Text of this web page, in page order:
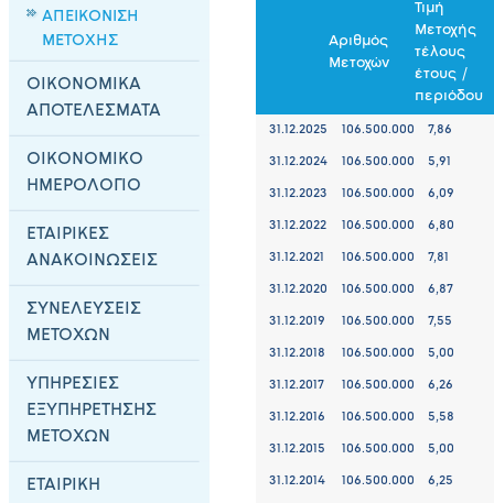
ΑΠΕΙΚΟΝΙΣΗ
ΜΕΤΟΧΗΣ
ΟΙΚΟΝΟΜΙΚΑ
ΑΠΟΤΕΛΕΣΜΑΤΑ
ΟΙΚΟΝΟΜΙΚΟ
ΗΜΕΡΟΛΟΓΙΟ
ΕΤΑΙΡΙΚΕΣ
ΑΝΑΚΟΙΝΩΣΕΙΣ
ΣΥΝΕΛΕΥΣΕΙΣ
ΜΕΤΟΧΩΝ
ΥΠΗΡΕΣΙΕΣ
ΕΞΥΠΗΡΕΤΗΣΗΣ
ΜΕΤΟΧΩΝ
ΕΤΑΙΡΙΚΗ
Αριθμός
Μετοχών
Τιμή
Μετοχής
τέλους
έτους /
περιόδου
31.12.2025 106.500.000 7,86
31.12.2024 106.500.000 5,91
31.12.2023 106.500.000 6,09
31.12.2022 106.500.000 6,80
31.12.2021 106.500.000 7,81
31.12.2020 106.500.000 6,87
31.12.2019 106.500.000 7,55
31.12.2018 106.500.000 5,00
31.12.2017 106.500.000 6,26
31.12.2016 106.500.000 5,58
31.12.2015 106.500.000 5,00
31.12.2014 106.500.000 6,25